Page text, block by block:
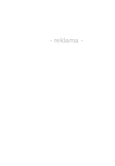
- reklama -